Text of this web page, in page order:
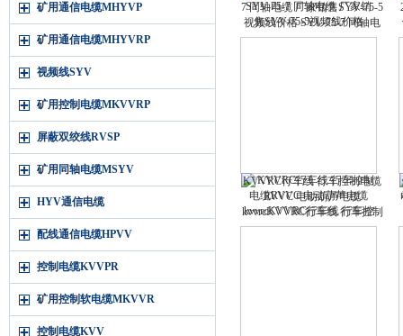
矿用通信电缆MHYVP
矿用通信电缆MHYVRP
视频线SYV
矿用控制电缆MKVVRP
屏蔽双绞线RVSP
矿用同轴电缆MSYV
HYV通信电缆
配线通信电缆HPVV
控制电缆KVVPR
矿用控制软电缆MKVVR
控制电缆KVV
7 同轴电缆 厂家销售SYV-75-5
视频线价格 SYV-75-7 同轴电
缆 厂家销售
KVVRC行车线 行车控制电缆
RVVC 电动葫芦电缆
kvvrcKVVRC行车线 行车控制
电缆RVVC 电动葫芦电缆kvvrc